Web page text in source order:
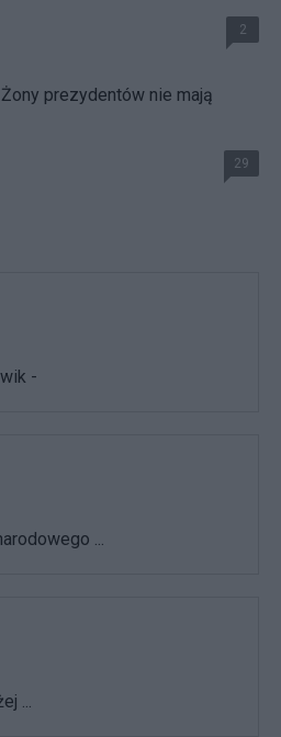
2
prezydentów nie mają
29
-
...
...